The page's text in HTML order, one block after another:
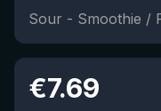
Sour - Smoothie /
€7.69